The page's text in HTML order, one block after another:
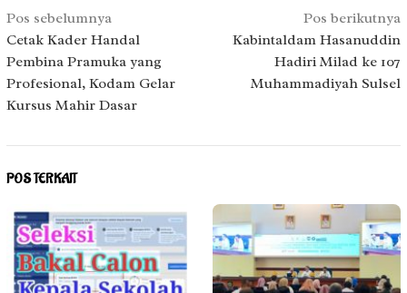
Navigasi
pos
Pos sebelumnya
Cetak Kader Handal
Pembina Pramuka yang
Profesional, Kodam Gelar
Kursus Mahir Dasar
Pos berikutnya
Kabintaldam Hasanuddin
Hadiri Milad ke 107
Muhammadiyah Sulsel
POS TERKAIT